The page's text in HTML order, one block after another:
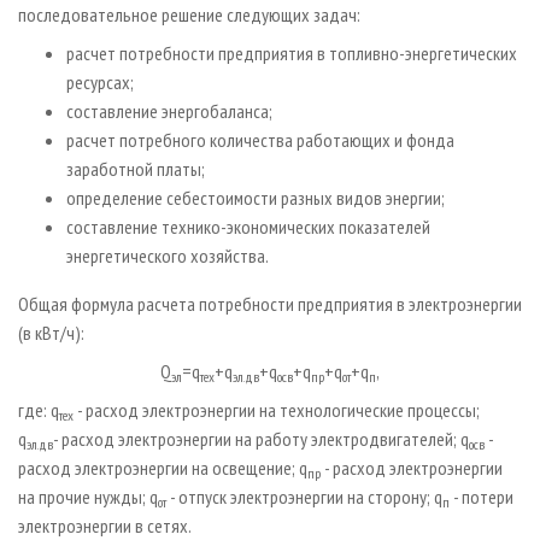
последовательное решение следующих задач:
расчет потребности предприятия в топливно-энергетических
ресурсах;
составление энергобаланса;
расчет потребного количества работающих и фонда
заработной платы;
определение себестоимости разных видов энергии;
составление технико-экономических показателей
энергетического хозяйства.
Общая формула расчета потребности предприятия в электроэнергии
(в кВт/ч):
Qэл=qтех+qэл.дв+qосв+qпр+qот+qп,
где: qтех - расход электроэнергии на технологические процессы;
qэл.дв- расход электроэнергии на работу электродвигателей; qосв -
расход электроэнергии на освещение; qпр - расход электроэнергии
на прочие нужды; qот- отпуск электроэнергии на сторону; qп - потери
электроэнергии в сетях.